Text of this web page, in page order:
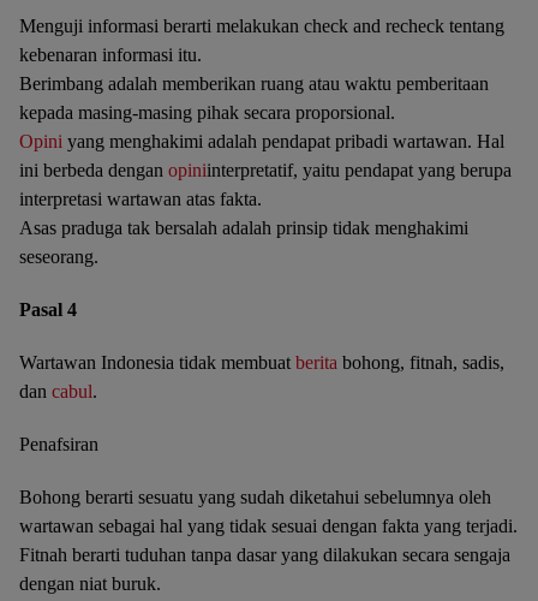
Menguji informasi berarti melakukan check and recheck tentang
kebenaran informasi itu.
Berimbang adalah memberikan ruang atau waktu pemberitaan
kepada masing-masing pihak secara proporsional.
Opini yang menghakimi adalah pendapat pribadi wartawan. Hal
ini berbeda dengan opiniinterpretatif, yaitu pendapat yang berupa
interpretasi wartawan atas fakta.
Asas praduga tak bersalah adalah prinsip tidak menghakimi
seseorang.
Pasal 4
Wartawan Indonesia tidak membuatberita bohong, fitnah, sadis,
dan cabul.
Penafsiran
Bohong berarti sesuatu yang sudah diketahui sebelumnya oleh
wartawan sebagai hal yang tidak sesuai dengan fakta yang terjadi.
Fitnah berarti tuduhan tanpa dasar yang dilakukan secara sengaja
dengan niat buruk.